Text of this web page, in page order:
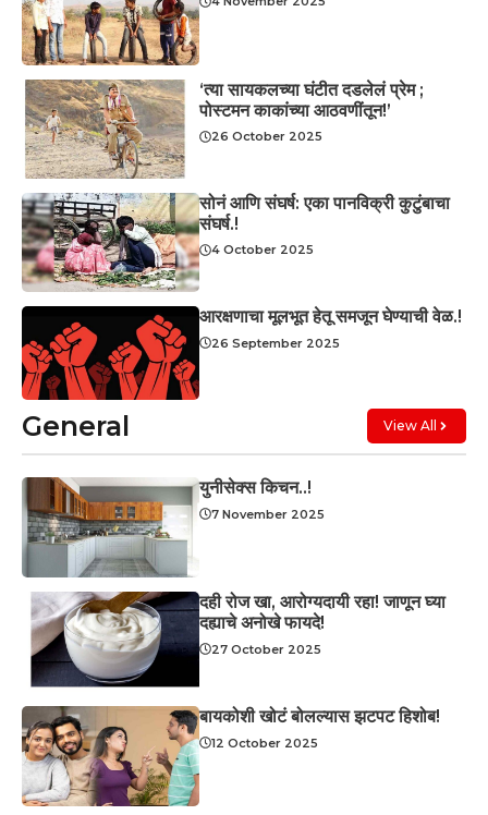
‘त्या सायकलच्या घंटीत दडलेलं प्रेम ;
पोस्टमन काकांच्या आठवणींतून!’
26 October 2025
सोनं आणि संघर्ष: एका पानविक्री कुटुंबाचा
संघर्ष.!
4 October 2025
आरक्षणाचा मूलभूत हेतू समजून घेण्याची वेळ.!
26 September 2025
General View All
युनीसेक्स किचन..!
7 November 2025
दही रोज खा, आरोग्यदायी रहा! जाणून घ्या
दह्याचे अनोखे फायदे!
27 October 2025
बायकोशी खोटं बोलल्यास झटपट हिशोब!
12 October 2025